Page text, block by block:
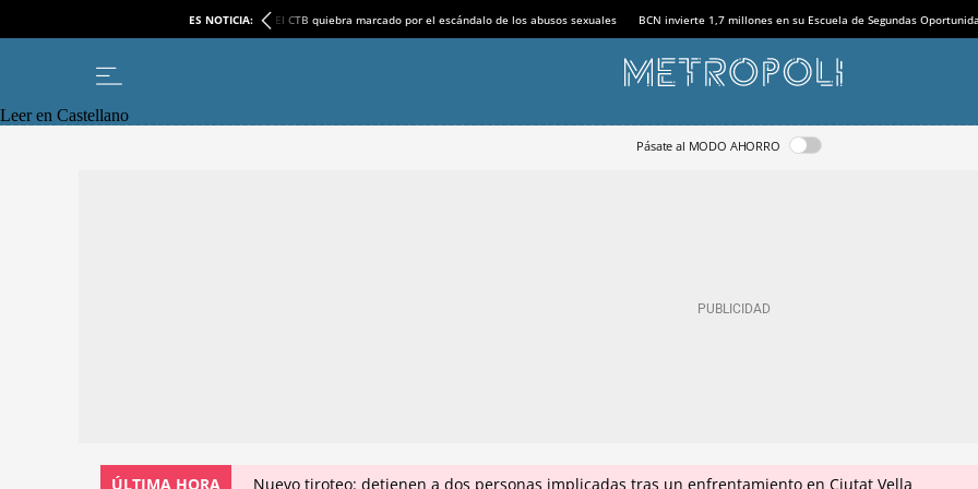
ES NOTICIA: El CTB quiebra marcado por el escándalo de los abusos sexuales BCN invierte 1,7 millones en su Escuela de Segundas
Leer en Castellano
Pásate al MODO AHORRO
ÚLTIMA HORA Nuevo tiroteo: detienen a dos personas implicadas tras un enfrentamiento en Ciutat Vella